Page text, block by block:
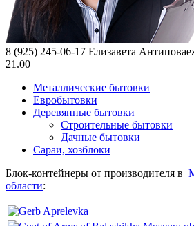
8 (925) 245-06-17 Елизавета Антипова
21.00
Металлические бытовки
Евробытовки
Деревянные бытовки
Строительные бытовки
Дачные бытовки
Сараи, хозблоки
Блок-контейнеры от производителя в
области: